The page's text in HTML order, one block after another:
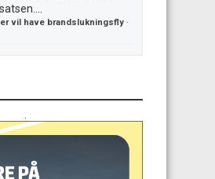
vil have brandslukningsfly ·